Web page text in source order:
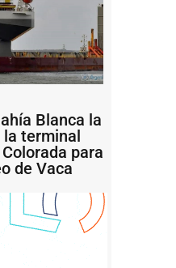
Blanca la
terminal
para
de Vaca